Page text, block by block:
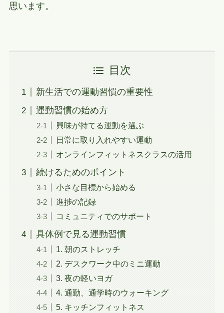
思います。
目次
新生活での運動習慣の重要性
運動習慣の始め方
興味が持てる運動を選ぶ
日常に取り入れやすい運動
オンラインフィットネスクラスの活用
続けるためのポイント
小さな目標から始める
進捗の記録
コミュニティでのサポート
具体例で見る運動習慣
1. 朝のストレッチ
2. デスクワーク中のミニ運動
3. 夜の軽いヨガ
4. 通勤、通学時のウォーキング
5. キッチンフィットネス